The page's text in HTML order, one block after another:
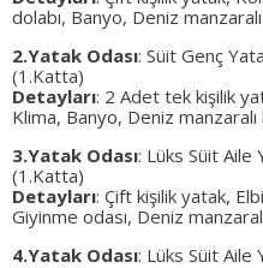
dolabı, Banyo, Deniz
2.Yatak Odası: Süit Genç
(1.Katta)
Detayları: 2 Adet tek kişilik
Klima, Banyo, Deniz
3.Yatak Odası: Lüks Süit Aile
(1.Katta)
Detayları: Çift kişilik yatak,
Giyinme odası, Deniz
4.Yatak Odası: Lüks Süit Aile